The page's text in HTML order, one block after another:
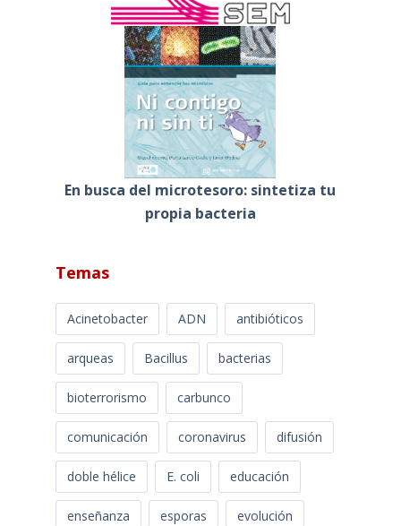
En busca del microtesoro: sintetiza tu
propia bacteria
Temas
Acinetobacter ADN antibióticos
arqueas Bacillus bacterias
bioterrorismo carbunco
comunicación coronavirus difusión
doble hélice E. coli educación
enseñanza esporas evolución